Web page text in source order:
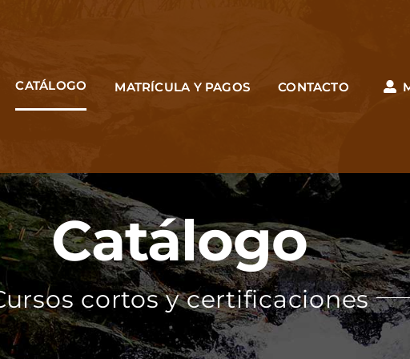
CATÁLOGO MATRÍCULA Y PAGOS CONTACTO
Catálogo
cortos y certificaciones